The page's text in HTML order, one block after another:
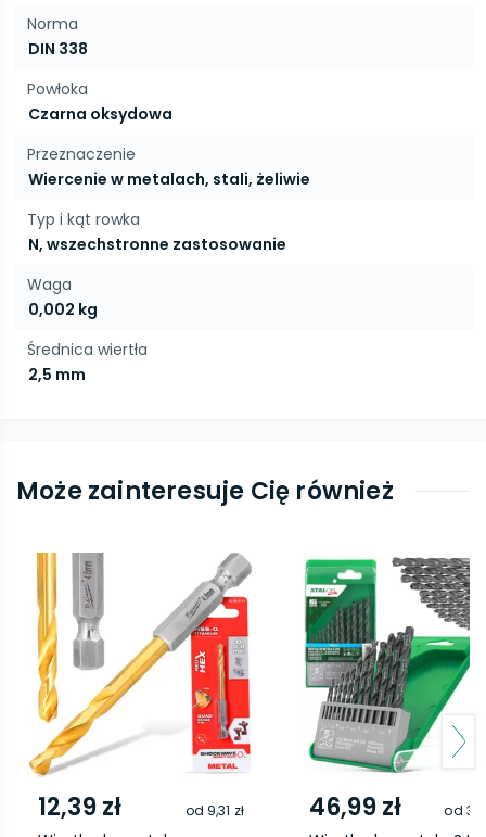
Norma
DIN 338
Powłoka
Czarna oksydowa
Przeznaczenie
Wiercenie w metalach, stali, żeliwie
Typ i kąt rowka
N, wszechstronne zastosowanie
Waga
0,002 kg
Średnica wiertła
2,5 mm
Może zainteresuje Cię również
12,39 zł od 9,31 zł 46,99 zł od